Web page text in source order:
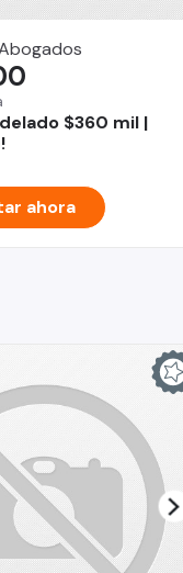
$360 mil |
ahora